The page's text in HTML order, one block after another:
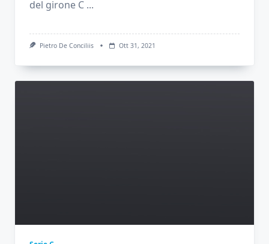
del girone C ...
Pietro De Conciliis Ott 31, 2021